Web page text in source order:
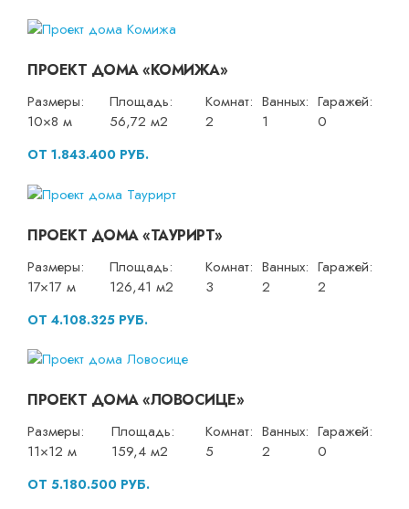
ПРОЕКТ ДОМА «КОМИЖА»
Размеры:
10×8 м
Площадь:
56,72 м2
Комнат:
2
Ванных:
1
Гаражей:
0
ОТ 1.843.400 РУБ.
ПРОЕКТ ДОМА «ТАУРИРТ»
Размеры:
17×17 м
Площадь:
126,41 м2
Комнат:
3
Ванных:
2
Гаражей:
2
ОТ 4.108.325 РУБ.
ПРОЕКТ ДОМА «ЛОВОСИЦЕ»
Размеры:
11×12 м
Площадь:
159,4 м2
Комнат:
5
Ванных:
2
Гаражей:
0
ОТ 5.180.500 РУБ.